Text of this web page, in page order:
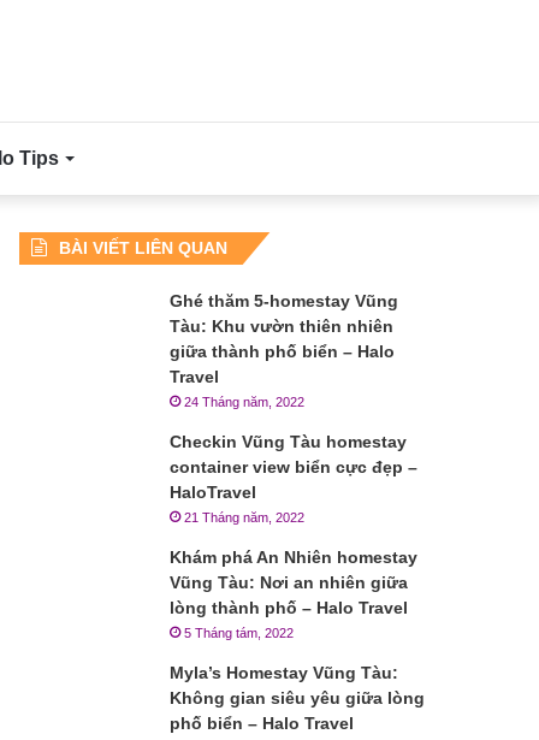
Tips
BÀI VIẾT LIÊN QUAN
Ghé thăm 5-homestay Vũng
Tàu: Khu vườn thiên nhiên
giữa thành phố biển – Halo
Travel
24 Tháng năm, 2022
Checkin Vũng Tàu homestay
container view biển cực đẹp –
HaloTravel
21 Tháng năm, 2022
Khám phá An Nhiên homestay
Vũng Tàu: Nơi an nhiên giữa
lòng thành phố – Halo Travel
5 Tháng tám, 2022
Myla’s Homestay Vũng Tàu:
Không gian siêu yêu giữa lòng
phố biển – Halo Travel